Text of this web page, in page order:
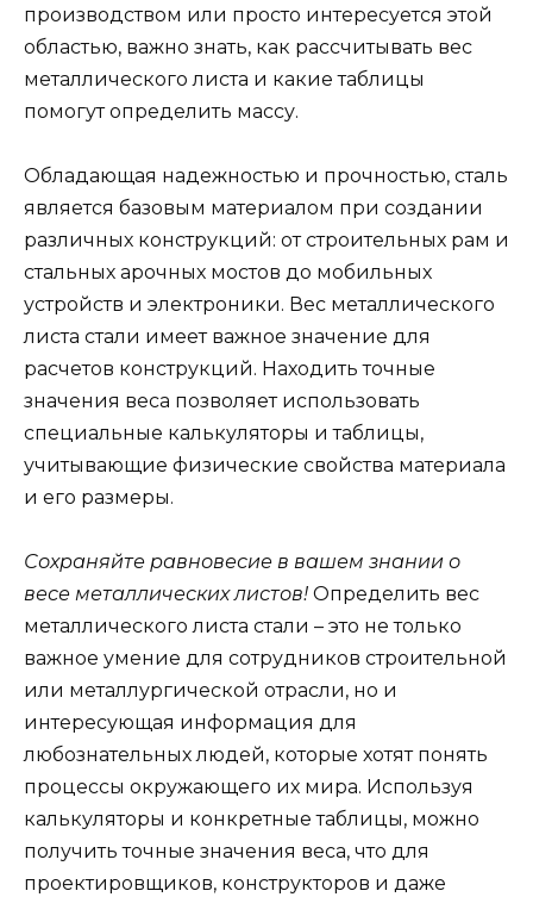
производством или просто интересуется этой
областью, важно знать, как рассчитывать вес
металлического листа и какие таблицы
помогут определить массу.
Обладающая надежностью и прочностью, сталь
является базовым материалом при создании
различных конструкций: от строительных рам и
стальных арочных мостов до мобильных
устройств и электроники. Вес металлического
листа стали имеет важное значение для
расчетов конструкций. Находить точные
значения веса позволяет использовать
специальные калькуляторы и таблицы,
учитывающие физические свойства материала
и его размеры.
Сохраняйте равновесие в вашем знании о
весе металлических листов! Определить вес
металлического листа стали – это не только
важное умение для сотрудников строительной
или металлургической отрасли, но и
интересующая информация для
любознательных людей, которые хотят понять
процессы окружающего их мира. Используя
калькуляторы и конкретные таблицы, можно
получить точные значения веса, что для
проектировщиков, конструкторов и даже